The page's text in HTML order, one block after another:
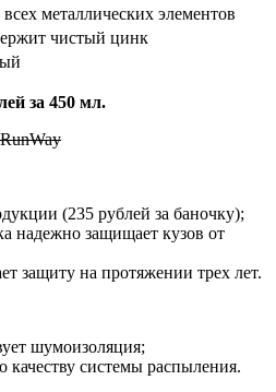
всех металлических элементов
чистый цинк
за 450 мл.
(235 рублей за баночку);
надежно защищает кузов от
защиту на протяжении трех лет.
шумоизоляция;
качеству системы распыления.